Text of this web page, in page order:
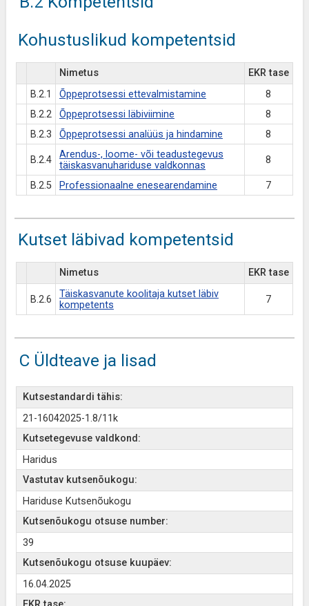
Kohustuslikud kompetentsid
Nimetus
EKR tase
B.2.1
Õppeprotsessi ettevalmistamine
8
B.2.2
Õppeprotsessi läbiviimine
8
B.2.3
Õppeprotsessi analüüs ja hindamine 8
B.2.4
Arendus-, loome- või teadustegevus
täiskasvanuhariduse valdkonnas
8
B.2.5 Professionaalne enesearendamine 7
Kutset läbivad kompetentsid
Nimetus EKR tase
B.2.6
Täiskasvanute koolitaja kutset läbiv
kompetents
7
C Üldteave ja lisad
Kutsestandardi tähis:
21-16042025-1.8/11k
Kutsetegevuse valdkond:
Haridus
Vastutav kutsenõukogu:
Hariduse Kutsenõukogu
Kutsenõukogu otsuse number:
39
Kutsenõukogu otsuse kuupäev:
16.04.2025